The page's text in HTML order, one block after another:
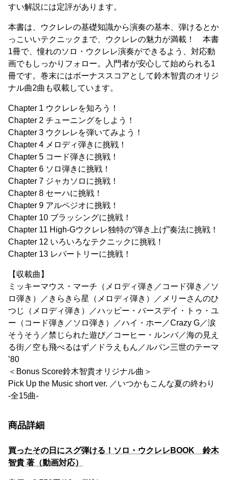
すい解説には定評があります。
本書は、ウクレレの基礎知識から演奏の基本、弾けるとか
っこいいテクニックまで、ウクレレの魅力が満載！ 本書
1冊で、憧れのソロ・ウクレレ演奏ができるよう、対応動
画でもしっかりフォロー。入門者が安心して始められる1
冊です。巻末にはボーナススコアとして鈴木智貴のオリジ
ナル曲2曲も収載しています。
Chapter 1 ウクレレを知ろう！
Chapter 2 チューニングをしよう！
Chapter 3 ウクレレを弾いてみよう！
Chapter 4 メロディ弾きに挑戦！
Chapter 5 コード弾きに挑戦！
Chapter 6 ソロ弾きに挑戦！
Chapter 7 ジャカソロに挑戦！
Chapter 8 セーハに挑戦！
Chapter 9 アルペジオに挑戦！
Chapter 10 ブラッシングに挑戦！
Chapter 11 High-Gウクレレ独特の“弾き上げ”奏法に挑戦！
Chapter 12 いろいろなテクニックに挑戦！
Chapter 13 レパートリーに挑戦！
【収載曲】
ミッキーマウス・マーチ（メロディ弾き／コード弾き／ソ
ロ弾き）／きらきら星（メロディ弾き）／メリーさんのひ
つじ（メロディ弾き）／ハッピー・バースデイ・トゥ・ユ
ー（コード弾き／ソロ弾き）／ハイ・ホー／Crazy G／涙
そうそう／禁じられた遊び／コーヒー・ルンバ／海の見え
る街／空も飛べるはず／ドラえもん／ルパン三世のテーマ
’80
＜Bonus Score鈴木智貴オリジナル曲＞
Pick Up the Music short ver. ／いつかもこんな夏の終わり
-全15曲-
商品詳細
買ったその日にスグ弾ける！ソロ・ウクレレBOOK 鈴木
智貴 著（動画対応）